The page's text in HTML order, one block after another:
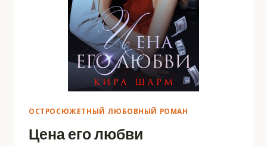
ОСТРОСЮЖЕТНЫЙ ЛЮБОВНЫЙ РОМАН
Цена его любви